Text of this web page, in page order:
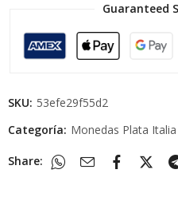
Guaranteed
SKU: 53efe29f55d2
Categoría: Monedas Plata
Share: